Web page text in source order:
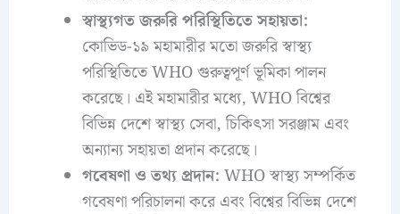
স্বাস্থ্যগত জরুরি পরিস্থিতিতে সহায়তা:
কোভিড-১৯ মহামারীর মতো জরুরি স্বাস্থ্য
পরিস্থিতিতে WHO গুরুত্বপূর্ণ ভূমিকা পালন
করেছে। এই মহামারীর মধ্যে, WHO বিশ্বের
বিভিন্ন দেশে স্বাস্থ্য সেবা, চিকিৎসা সরঞ্জাম এবং
অন্যান্য সহায়তা প্রদান করেছে।
গবেষণা ও তথ্য প্রদান: WHO স্বাস্থ্য সম্পর্কিত
গবেষণা পরিচালনা করে এবং বিশ্বের বিভিন্ন দেশে